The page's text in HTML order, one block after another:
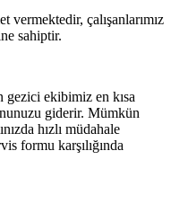
vermektedir, çalışanlarımız
sahiptir.
gezici ekibimiz en kısa
giderir. Mümkün
hızlı müdahale
formu karşılığında